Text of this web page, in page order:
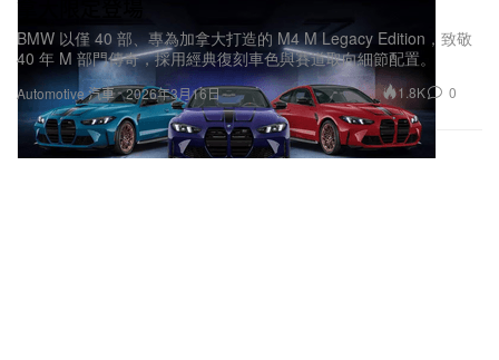
Automotive 汽車
BMW 以僅 40 部、專為加拿大打造的 M4 M Legacy Edition，致敬
40 年 M 部門傳奇，採用經典復刻車色與賽道取向細節配置。
2026年3月16日 1.8K 0